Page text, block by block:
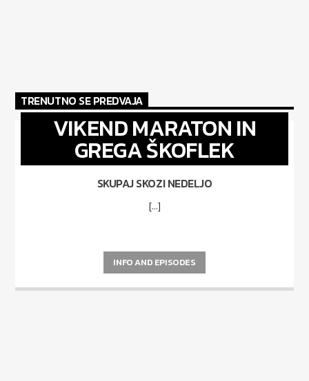
TRENUTNO SE PREDVAJA
VIKEND MARATON IN
GREGA ŠKOFLEK
SKUPAJ SKOZI NEDELJO
[...]
INFO AND EPISODES